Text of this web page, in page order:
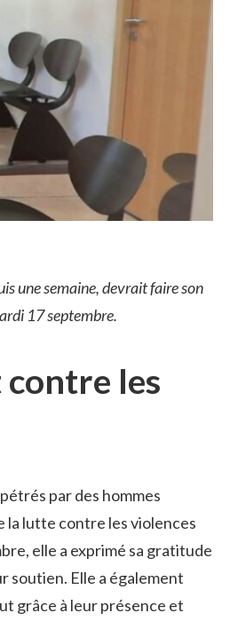
une semaine, devrait faire son
17 septembre.
contre les
par des hommes
la lutte contre les violences
elle a exprimé sa gratitude
soutien. Elle a également
grâce à leur présence et